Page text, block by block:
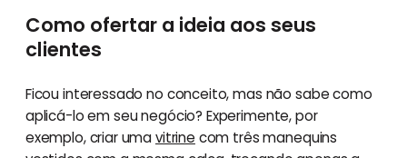
Como ofertar a ideia aos seus
clientes
Ficou interessado no conceito, mas não sabe como
aplicá-lo em seu negócio? Experimente, por
exemplo, criar umavitrine com três manequins